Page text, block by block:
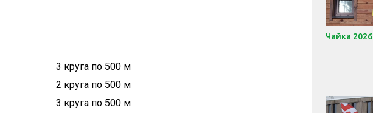
3 круга по 500 м
2 круга по 500 м
3 круга по 500 м
Чайка 2026